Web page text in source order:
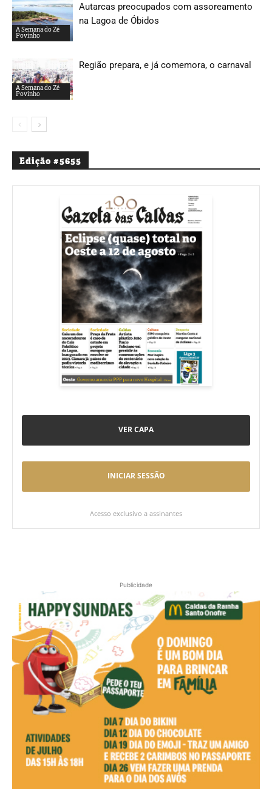
A Semana do Zé
Povinho
Autarcas preocupados com assoreamento
na Lagoa de Óbidos
A Semana do Zé
Povinho
Região prepara, e já comemora, o carnaval
Edição #5655
VER CAPA
INICIAR SESSÃO
Acesso exclusivo a assinantes
Publicidade